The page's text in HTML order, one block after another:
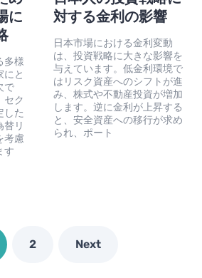
に
多様
にと
で
セク
した
替リ
考慮
す
対する金利の影響
日本市場における金利変動
は、投資戦略に大きな影響を
与えています。低金利環境で
はリスク資産へのシフトが進
み、株式や不動産投資が増加
します。逆に金利が上昇する
と、安全資産への移行が求め
られ、ポート
2 Next